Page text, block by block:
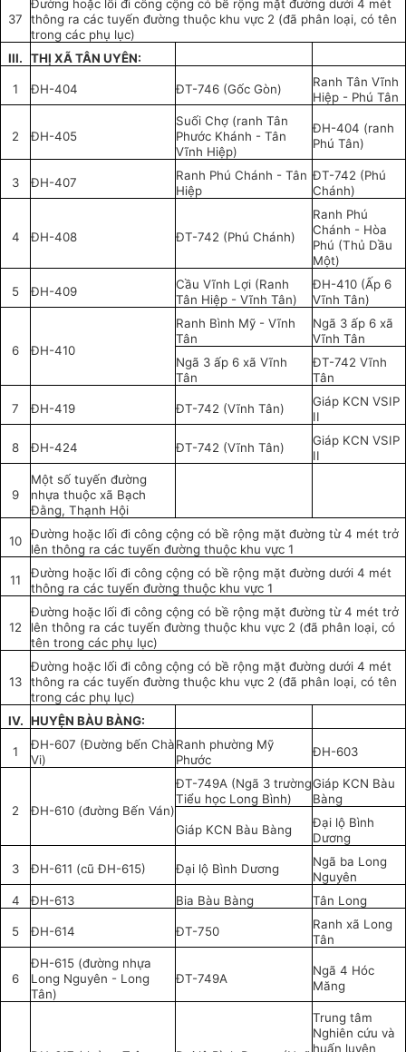
37
Đường hoặc lối đi công cộng có bề rộng mặt đường dưới 4 mét
thông ra các tuyến đường thuộc khu vực 2 (đã phân loại, có tên
trong các phụ lục)
III.
THỊ XÃ TÂN UYÊN:
1 ĐH-404 ĐT-746 (Gốc Gòn)
Ranh Tân Vĩnh
Hiệp - Phú Tân
2 ĐH-405
Suối Chợ (ranh Tân
Phước Khánh - Tân
Vĩnh Hiệp)
ĐH-404 (ranh
Phú Tân)
3 ĐH-407
Ranh Phú Chánh - Tân
Hiệp
ĐT-742 (Phú
Chánh)
4 ĐH-408 ĐT-742 (Phú Chánh)
Ranh Phú
Chánh - Hòa
Phú (Thủ Dầu
Một)
5 ĐH-409
Cầu Vĩnh Lợi (Ranh
Tân Hiệp - Vĩnh Tân)
ĐH-410 (Ấp 6
Vĩnh Tân)
6 ĐH-410
Ranh Bình Mỹ - Vĩnh
Tân
Ngã 3 ấp 6 xã
Vĩnh Tân
Ngã 3 ấp 6 xã Vĩnh
Tân
ĐT-742 Vĩnh
Tân
7 ĐH-419 ĐT-742 (Vĩnh Tân)
Giáp KCN VSIP
II
8 ĐH-424 ĐT-742 (Vĩnh Tân)
Giáp KCN VSIP
II
9
Một số tuyến đường
nhựa thuộc xã Bạch
Đằng, Thạnh Hội
10
Đường hoặc lối đi công cộng có bề rộng mặt đường từ 4 mét trở
lên thông ra các tuyến đường thuộc khu vực 1
11
Đường hoặc lối đi công cộng có bề rộng mặt đường dưới 4 mét
thông ra các tuyến đường thuộc khu vực 1
12
Đường hoặc lối đi công cộng có bề rộng mặt đường từ 4 mét trở
lên thông ra các tuyến đường thuộc khu vực 2 (đã phân loại, có
tên trong các phụ lục)
13
Đường hoặc lối đi công cộng có bề rộng mặt đường dưới 4 mét
thông ra các tuyến đường thuộc khu vực 2 (đã phân loại, có tên
trong các phụ lục)
IV. HUYỆN BÀU BÀNG:
1
ĐH-607 (Đường bến Chà
Vi)
Ranh phường Mỹ
Phước
ĐH-603
2 ĐH-610 (đường Bến Ván)
ĐT-749A (Ngã 3 trường
Tiểu học Long Bình)
Giáp KCN Bàu
Bàng
Giáp KCN Bàu Bàng
Đại lộ Bình
Dương
3 ĐH-611 (cũ ĐH-615) Đại lộ Bình Dương
Ngã ba Long
Nguyên
4
ĐH-613 Bia Bàu Bàng Tân Long
5 ĐH-614 ĐT-750
Ranh xã Long
Tân
6
ĐH-615 (đường nhựa
Long Nguyên - Long
Tân)
ĐT-749A
Ngã 4 Hóc
Măng
Trung tâm
Nghiên cứu và
huấn luyện